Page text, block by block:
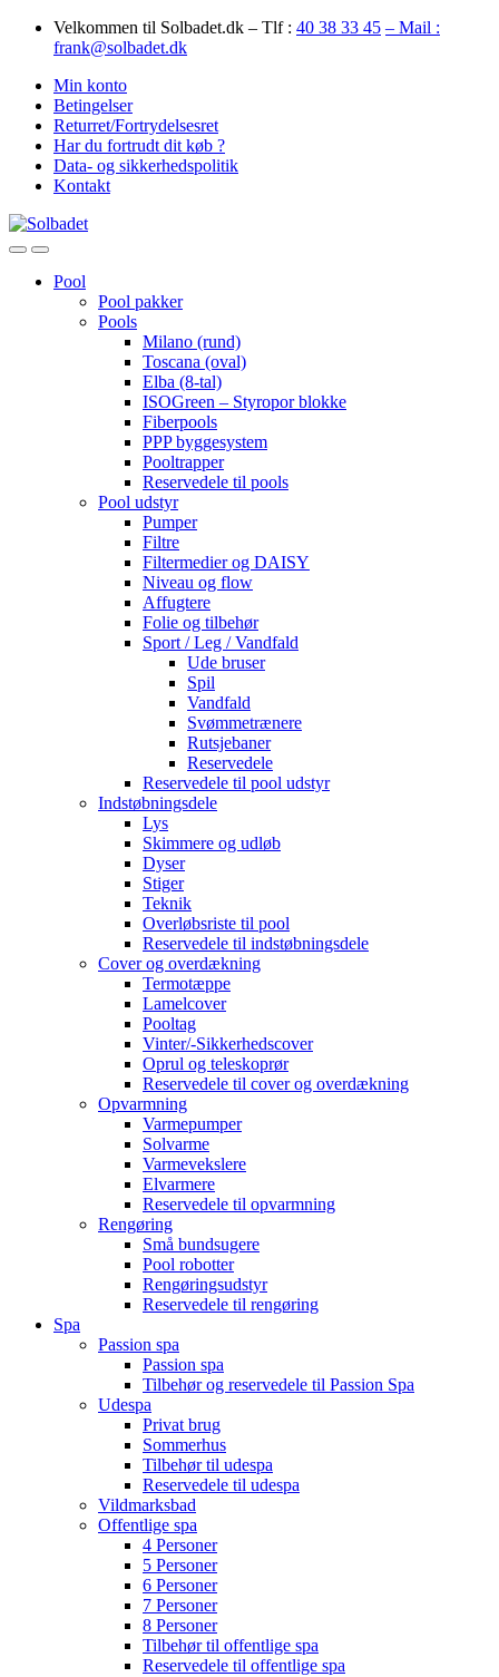
Skip
Skip
Velkommen til Solbadet.dk – Tlf : 40 38 33 45 – Mail :
frank@solbadet.dk
Min konto
Betingelser
Returret/Fortrydelsesret
Har du fortrudt dit køb ?
Data- og sikkerhedspolitik
Kontakt
OpenClose
Pool
Pool pakker
Pools
Milano (rund)
Toscana (oval)
Elba (8-tal)
ISOGreen – Styropor blokke
Fiberpools
PPP byggesystem
Pooltrapper
Reservedele til pools
Pool udstyr
Pumper
Filtre
Filtermedier og DAISY
Niveau og flow
Affugtere
Folie og tilbehør
Sport / Leg / Vandfald
Ude bruser
Spil
Vandfald
Svømmetrænere
Rutsjebaner
Reservedele
Reservedele til pool udstyr
Indstøbningsdele
Lys
Skimmere og udløb
Dyser
Stiger
Teknik
Overløbsriste til pool
Reservedele til indstøbningsdele
Cover og overdækning
Termotæppe
Lamelcover
Pooltag
Vinter/-Sikkerhedscover
Oprul og teleskoprør
Reservedele til cover og overdækning
Opvarmning
Varmepumper
Solvarme
Varmevekslere
Elvarmere
Reservedele til opvarmning
Rengøring
Små bundsugere
Pool robotter
Rengøringsudstyr
Reservedele til rengøring
Spa
Passion spa
Passion spa
Tilbehør og reservedele til Passion Spa
Udespa
Privat brug
Sommerhus
Tilbehør til udespa
Reservedele til udespa
Vildmarksbad
Offentlige spa
4 Personer
5 Personer
6 Personer
7 Personer
8 Personer
Tilbehør til offentlige spa
Reservedele til offentlige spa